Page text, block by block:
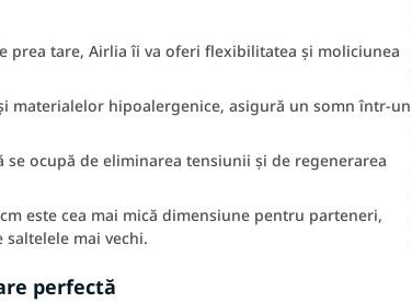
prea tare, Airlia îi va oferi flexibilitatea și moliciunea
materialelor hipoalergenice, asigură un somn într-un
se ocupă de eliminarea tensiunii și de regenerarea
este cea mai mică dimensiune pentru parteneri,
mai vechi.
perfectă